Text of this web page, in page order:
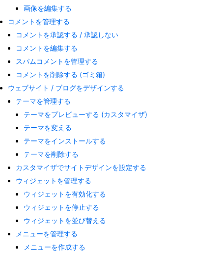
画像を編集する
コメントを管理する
コメントを承認する / 承認しない
コメントを編集する
スパムコメントを管理する
コメントを削除する (ゴミ箱)
ウェブサイト / ブログをデザインする
テーマを管理する
テーマをプレビューする (カスタマイザ)
テーマを変える
テーマをインストールする
テーマを削除する
カスタマイザでサイトデザインを設定する
ウィジェットを管理する
ウィジェットを有効化する
ウィジェットを停止する
ウィジェットを並び替える
メニューを管理する
メニューを作成する